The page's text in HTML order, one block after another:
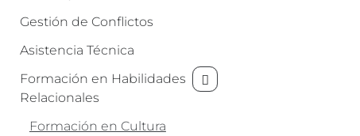
Gestión de Conflictos
Asistencia Técnica
Formación en Habilidades
Relacionales
Formación en Cultura